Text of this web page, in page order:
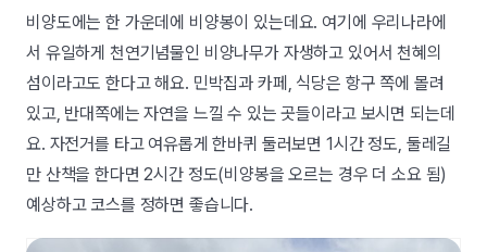
비양도에는 한 가운데에 비양봉이 있는데요. 여기에 우리나라에
서 유일하게 천연기념물인 비양나무가 자생하고 있어서 천혜의
섬이라고도 한다고 해요. 민박집과 카페, 식당은 항구 쪽에 몰려
있고, 반대쪽에는 자연을 느낄 수 있는 곳들이라고 보시면 되는데
요. 자전거를 타고 여유롭게 한바퀴 둘러보면 1시간 정도, 둘레길
만 산책을 한다면 2시간 정도(비양봉을 오르는 경우 더 소요 됨)
예상하고 코스를 정하면 좋습니다.